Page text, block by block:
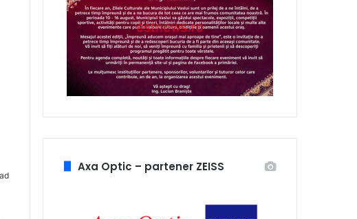
Axa Optic – partener ZEISS